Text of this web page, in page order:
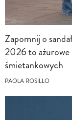
Zapomnij o
2026 to ażurowe
śmietankowych
PAOLA ROSILLO